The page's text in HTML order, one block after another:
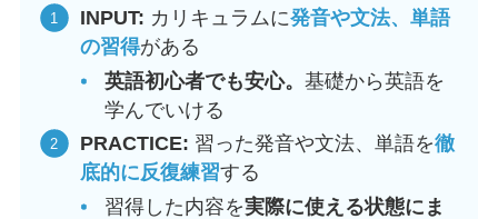
INPUT: カリキュラムに発音や文法、単語
の習得がある
英語初心者でも安心。基礎から英語を
学んでいける
PRACTICE: 習った発音や文法、単語を徹
底的に反復練習する
習得した内容を実際に使える状態にま